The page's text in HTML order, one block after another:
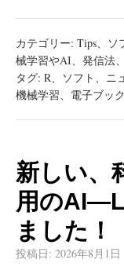
カテゴリー: Tips、 ソ
械学習やAI、 発信法、
タグ: R、 ソフト 、 ニ
機械学習、 電子ブック
新しい、
用の
ました！
投稿日: 2026年8月1日